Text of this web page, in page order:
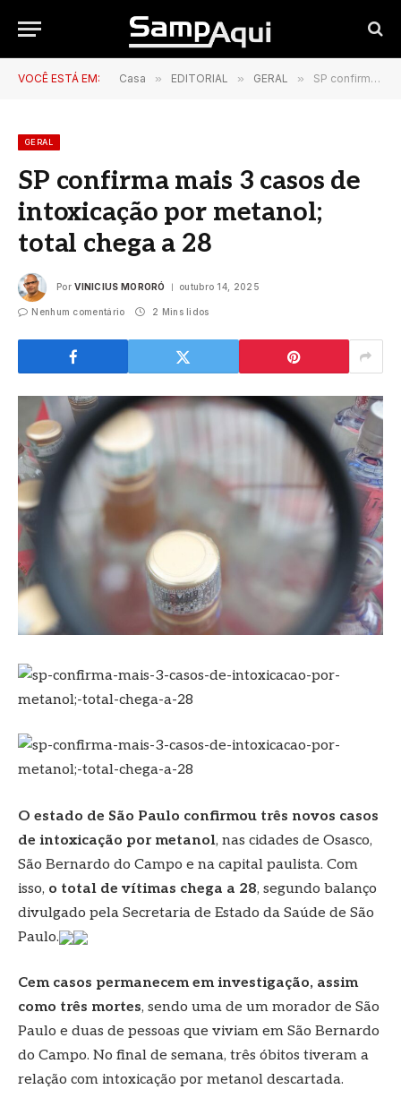
VOCÊ ESTÁ EM: Casa » EDITORIAL » GERAL » SP confirma mais 3 casos de intoxicação por metanol; total chega a 28
GERAL
SP confirma mais 3 casos de
intoxicação por metanol;
total chega a 28
Por VINICIUS MORORÓ outubro 14, 2025
Nenhum comentário 2 Mins lidos
O estado de São Paulo confirmou três novos casos
de intoxicação por metanol, nas cidades de Osasco,
São Bernardo do Campo e na capital paulista. Com
isso, o total de vítimas chega a 28, segundo balanço
divulgado pela Secretaria de Estado da Saúde de São
Paulo.
Cem casos permanecem em investigação, assim
como três mortes, sendo uma de um morador de São
Paulo e duas de pessoas que viviam em São Bernardo
do Campo. No final de semana, três óbitos tiveram a
relação com intoxicação por metanol descartada.